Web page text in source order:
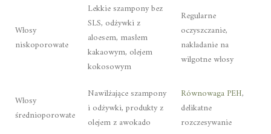
Włosy
niskoporowate
Lekkie szampony bez
SLS, odżywki z
aloesem, masłem
kakaowym, olejem
kokosowym
Regularne
oczyszczanie,
nakładanie na
wilgotne włosy
Włosy
średnioporowate
Nawilżające szampony
i odżywki, produkty z
olejem z awokado
Równowaga PEH,
delikatne
rozczesywanie